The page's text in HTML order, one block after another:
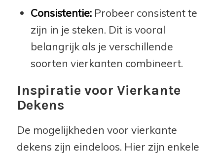
Consistentie:Probeer consistent te
zijn in je steken. Dit is vooral
belangrijk als je verschillende
soorten vierkanten combineert.
Inspiratie voor Vierkante
Dekens
De mogelijkheden voor vierkante
dekens zijn eindeloos. Hier zijn enkele